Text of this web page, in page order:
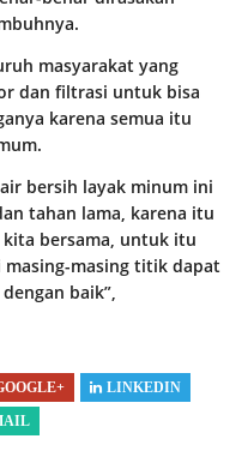
masyarakat yang
dan filtrasi untuk bisa
karena semua itu
bersih layak minum ini
tahan lama, karena itu
bersama, untuk itu
masing-masing titik dapat
baik”,
LINKEDIN